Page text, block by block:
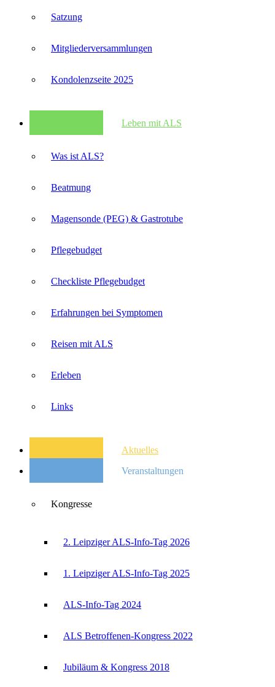
Satzung
Mitglieder­versammlungen
Kondolenzseite 2025
Leben mit ALS
Was ist ALS?
Beatmung
Magensonde (PEG) & Gastrotube
Pflegebudget
Checkliste Pflegebudget
Erfahrungen bei Symptomen
Reisen mit ALS
Erleben
Links
Aktuelles
Veranstaltungen
Kongresse
2. Leipziger ALS-Info-Tag 2026
1. Leipziger ALS-Info-Tag 2025
ALS-Info-Tag 2024
ALS Betroffenen-Kongress 2022
Jubiläum & Kongress 2018